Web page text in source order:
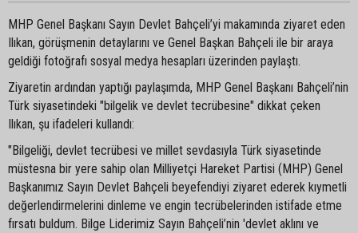
MHP Genel Başkanı Sayın Devlet Bahçeli’yi makamında ziyaret eden
Ilıkan, görüşmenin detaylarını ve Genel Başkan Bahçeli ile bir araya
geldiği fotoğrafı sosyal medya hesapları üzerinden paylaştı.
Ziyaretin ardından yaptığı paylaşımda, MHP Genel Başkanı Bahçeli’nin
Türk siyasetindeki "bilgelik ve devlet tecrübesine" dikkat çeken
Ilıkan, şu ifadeleri kullandı:
"Bilgeliği, devlet tecrübesi ve millet sevdasıyla Türk siyasetinde
müstesna bir yere sahip olan Milliyetçi Hareket Partisi (MHP) Genel
Başkanımız Sayın Devlet Bahçeli beyefendiyi ziyaret ederek kıymetli
değerlendirmelerini dinleme ve engin tecrübelerinden istifade etme
fırsatı buldum. Bilge Liderimiz Sayın Bahçeli’nin 'devlet aklını ve